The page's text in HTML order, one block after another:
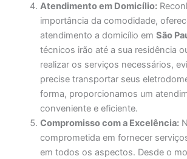
Atendimento em Domicílio:
importância da comodidade,
atendimento a domicílio emSão
técnicos irão até a sua residência
realizar os serviços necessários,
precise transportar seus
forma, proporcionamos um
conveniente e eficiente.
Compromisso com a Excelência:
comprometida em fornecer
em todos os aspectos. Desde o